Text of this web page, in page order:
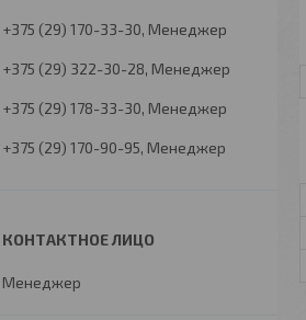
+375 (29) 170-33-30 Менеджер
+375 (29) 322-30-28 Менеджер
+375 (29) 178-33-30 Менеджер
+375 (29) 170-90-95 Менеджер
Менеджер